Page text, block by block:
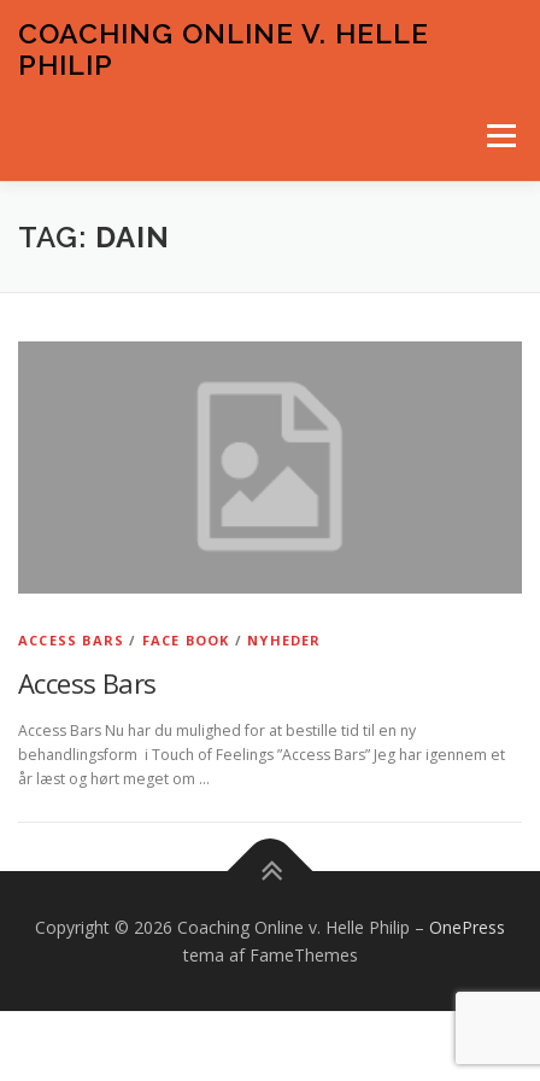
indhold
COACHING ONLINE V. HELLE
PHILIP
Menu
VELKOMMEN
TAG: DAIN
ACCESS BARS / FACE BOOK / NYHEDER
Access Bars
Access Bars Nu har du mulighed for at bestille tid til en ny
behandlingsform i Touch of Feelings ”Access Bars” Jeg har igennem et
år læst og hørt meget om …
Copyright © 2026 Coaching Online v. Helle Philip – OnePress
tema af FameThemes